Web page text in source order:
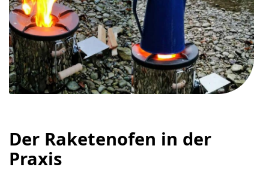
Der Raketenofen in der
Praxis